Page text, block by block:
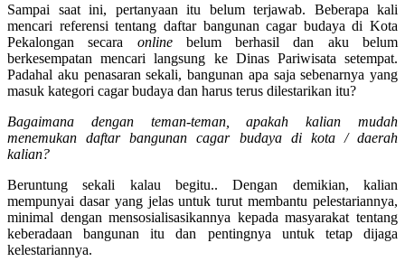
Sampai saat ini, pertanyaan itu belum terjawab. Beberapa kali
mencari referensi tentang daftar bangunan cagar budaya di Kota
Pekalongan secara onlinebelum berhasil dan aku belum
berkesempatan mencari langsung ke Dinas Pariwisata setempat.
Padahal aku penasaran sekali, bangunan apa saja sebenarnya yang
masuk kategori cagar budaya dan harus terus dilestarikan itu?
Bagaimana dengan teman-teman, apakah kalian mudah
menemukan daftar bangunan cagar budaya di kota / daerah
kalian?
Beruntung sekali kalau begitu.. Dengan demikian, kalian
mempunyai dasar yang jelas untuk turut membantu pelestariannya,
minimal dengan mensosialisasikannya kepada masyarakat tentang
keberadaan bangunan itu dan pentingnya untuk tetap dijaga
kelestariannya.